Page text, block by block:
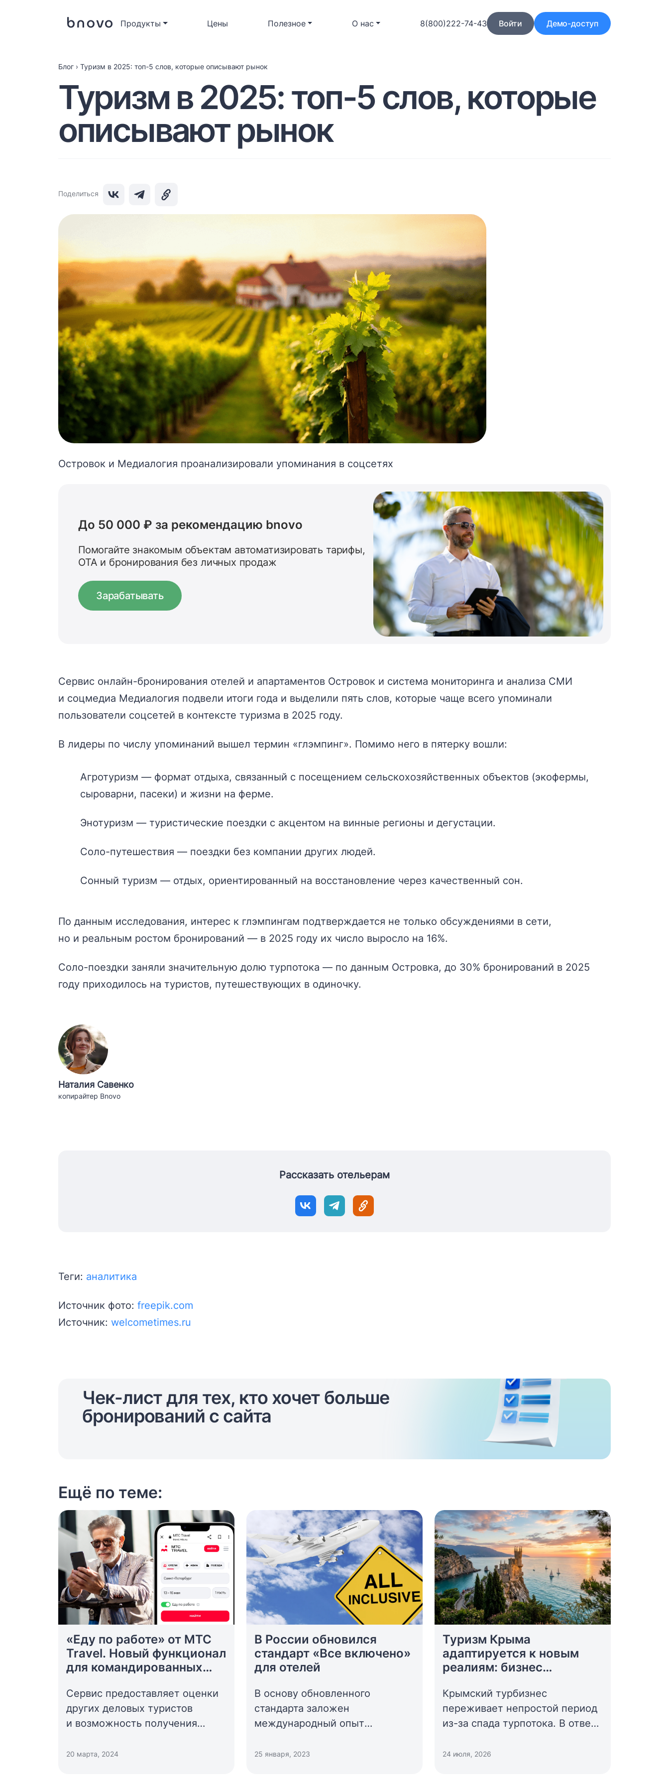
Продукты Цены Полезное О нас 8(800)222-74-43 Войти Демо-доступ
Блог › Туризм в 2025: топ-5 слов, которые описывают рынок
Туризм в 2025: топ-5 слов, которые
описывают рынок
Поделиться
Островок и Медиалогия проанализировали упоминания в соцсетях
До 50 000 ₽ за рекомендацию bnovo
Помогайте знакомым объектам автоматизировать тарифы,
OTA и бронирования без личных продаж
Зарабатывать
Сервис онлайн-бронирования отелей и апартаментов Островок и система мониторинга и анализа СМИ
и соцмедиа Медиалогия подвели итоги года и выделили пять слов, которые чаще всего упоминали
пользователи соцсетей в контексте туризма в 2025 году.
В лидеры по числу упоминаний вышел термин «глэмпинг». Помимо него в пятерку вошли:
Агротуризм — формат отдыха, связанный с посещением сельскохозяйственных объектов (экофермы,
сыроварни, пасеки) и жизни на ферме.
Энотуризм — туристические поездки с акцентом на винные регионы и дегустации.
Соло-путешествия — поездки без компании других людей.
Сонный туризм — отдых, ориентированный на восстановление через качественный сон.
По данным исследования, интерес к глэмпингам подтверждается не только обсуждениями в сети,
но и реальным ростом бронирований — в 2025 году их число выросло на 16%.
Соло-поездки заняли значительную долю турпотока — по данным Островка, до 30% бронирований в 2025
году приходилось на туристов, путешествующих в одиночку.
Наталия Савенко
копирайтер Bnovo
Рассказать отельерам
Теги: аналитика
Источник фото: freepik.com
Источник: welcometimes.ru
Чек-лист для тех, кто хочет больше
бронирований с сайта
Ещё по теме:
«Еду по работе» от МТС
Travel. Новый функционал
для командированных
Сервис предоставляет оценки
других деловых туристов
и возможность получения
20 марта, 2024
В России обновился
стандарт «Все включено»
для отелей
В основу обновленного
стандарта заложен
международный опыт
25 января, 2023
Туризм Крыма
адаптируется к новым
реалиям: бизнес
государство усиливает
поддержку
Крымский турбизнес
переживает непростой период
из-за спада турпотока. В ответ
федеральные и региональные
24 июля, 2026